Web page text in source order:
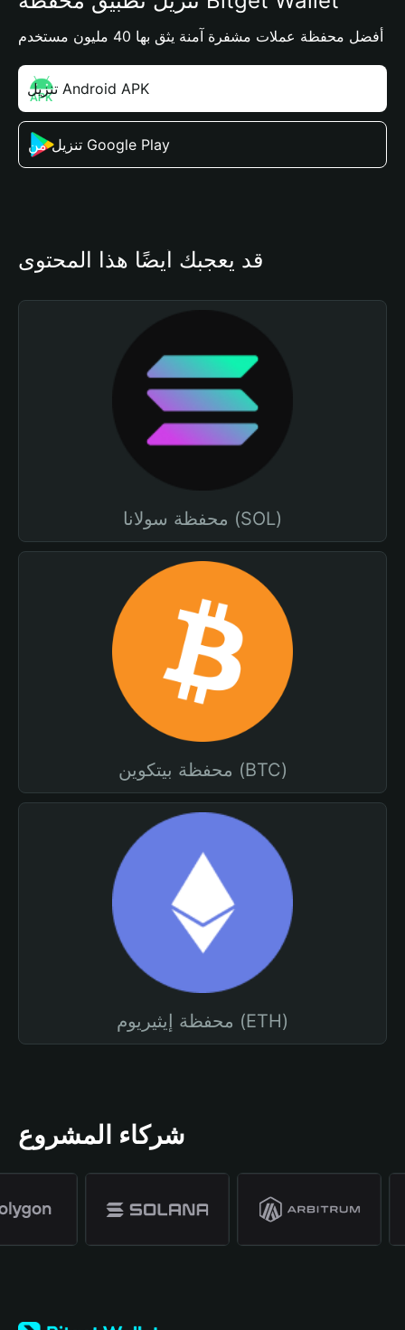
أفضل محفظة عملات مشفرة آمنة يثق بها 40 مليون مستخدم
تنزيل Android APK
تنزيل من Google Play
قد يعجبك أيضًا هذا المحتوى
محفظة سولانا (SOL)
محفظة بيتكوين (BTC)
محفظة إيثيريوم (ETH)
شركاء المشروع